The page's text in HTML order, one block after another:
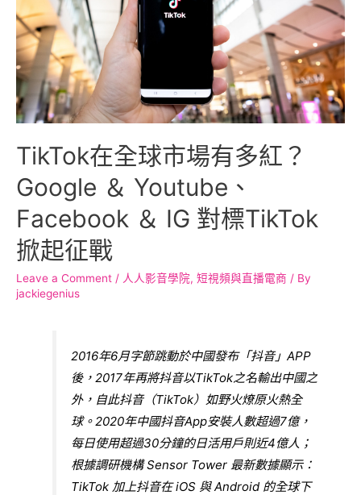
TikTok在全球市場有多紅？
Google ＆ Youtube、
Facebook ＆ IG 對標TikTok
掀起征戰
Leave a Comment / 人人影音學院, 短視頻與直播電商 / By
jackiegenius
2016年6月字節跳動於中國發布「抖音」APP
後，2017年再將抖音以TikTok之名輸出中國之
外，自此抖音（TikTok）如野火燎原火熱全
球。2020年中國抖音App安裝人數超過7億，
每日使用超過30分鐘的日活用戶則近4億人；
根據調研機構 Sensor Tower 最新數據顯示：
TikTok 加上抖音在 iOS 與 Android 的全球下